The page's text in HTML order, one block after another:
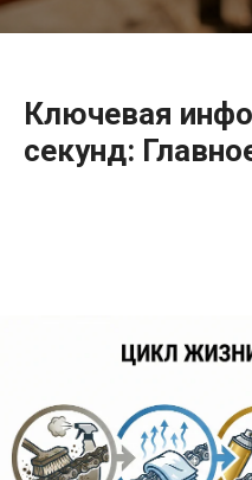
Ключевая
секунд: